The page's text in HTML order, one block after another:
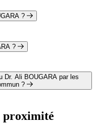
?
?
Dr. Ali BOUGARA par les
?
proximité